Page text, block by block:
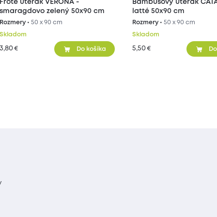
Froté uterák VERONA -
smaragdovo zelený 50x90 cm
Rozmery •50 x 90 cm
Skladom
3,80 € Do košíka
Bambusový uterák
latté 50x90 cm
Rozmery • 50 x 90 cm
Skladom
5,50 €